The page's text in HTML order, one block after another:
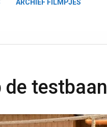
ARCHIEF FILMPJES
de testbaan